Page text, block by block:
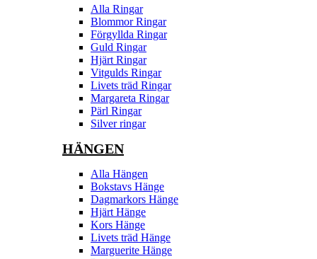
Alla Ringar
Blommor Ringar
Förgyllda Ringar
Guld Ringar
Hjärt Ringar
Vitgulds Ringar
Livets träd Ringar
Margareta Ringar
Pärl Ringar
Silver ringar
HÄNGEN
Alla Hängen
Bokstavs Hänge
Dagmarkors Hänge
Hjärt Hänge
Kors Hänge
Livets träd Hänge
Marguerite Hänge